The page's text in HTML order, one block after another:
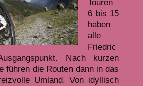
Touren
6 bis 15
haben
alle
Friedric
Nach kurzen
führen die Routen dann in das
Umland. Von idyllisch